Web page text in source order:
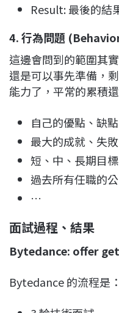
Result: 最後的結
4. 行為問題
這邊會問到的範圍其
還是可以事先準備，
能力了，平常的累積
自己的優點、缺點
最大的成就、失敗
短、中、長期目標
過去所有任職的
…
面試過程、結果
Bytedance: offer get
Bytedance 的流程是：